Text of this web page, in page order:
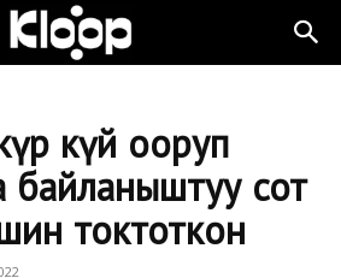
күйөө ооруп
байланыштуу сот
токтоткон